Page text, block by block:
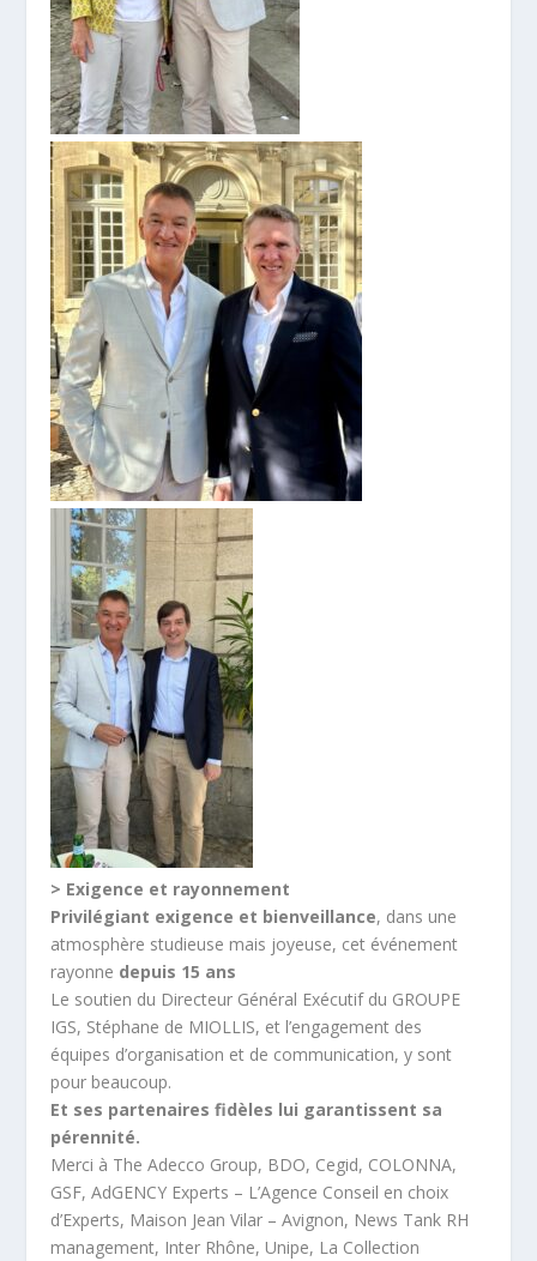
> Exigence et rayonnement
Privilégiant exigence et bienveillance, dans une
atmosphère studieuse mais joyeuse, cet événement
rayonne depuis 15 ans
Le soutien du Directeur Général Exécutif du GROUPE
IGS, Stéphane de MIOLLIS, et l’engagement des
équipes d’organisation et de communication, y sont
pour beaucoup.
Et ses partenaires fidèles lui garantissent sa
pérennité.
Merci à The Adecco Group, BDO, Cegid, COLONNA,
GSF, AdGENCY Experts – L’Agence Conseil en choix
d’Experts, Maison Jean Vilar – Avignon, News Tank RH
management, Inter Rhône, Unipe, La Collection